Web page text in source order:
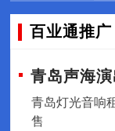
百业通推广
青岛声海
青岛灯光音响
售